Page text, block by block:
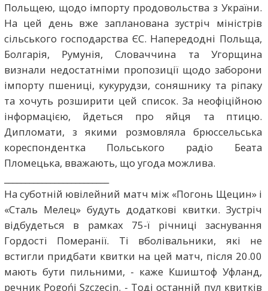
Польщею, щодо імпорту продовольства з України.
На цей день вже запланована зустріч міністрів
сільського господарства ЄС. Напередодні Польща,
Болгарія, Румунія, Словаччина та Угорщина
визнали недостатніми пропозиції щодо заборони
імпорту пшениці, кукурудзи, соняшнику та ріпаку
та хочуть розширити цей список. За неофіційною
інформацією, йдеться про яйця та птицю.
Дипломати, з якими розмовляла брюссельська
кореспондентка Польського радіо Беата
Пломецька, вважають, що угода можлива.
На суботній ювілейний матч між «Погонь Щецин» і
«Сталь Мелец» будуть додаткові квитки. Зустріч
відбудеться в рамках 75-ї річниці заснування
Гордості Померанії. Ті вболівальники, які не
встигли придбати квитки на цей матч, після 20.00
мають бути пильними, - каже Кшиштоф Уфланд,
речник Pogońі Szczecin. - Тоді останній пул квитків